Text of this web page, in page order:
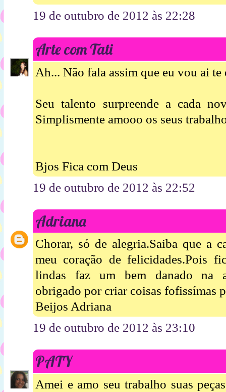
19 de outubro de 2012 às 22:28
Arte com Tati
Ah... Não fala assim que eu vou ai
Seu talento surpreende a cada
Simplismente amooo os seus
Bjos Fica com Deus
19 de outubro de 2012 às 22:52
Adriana
Chorar, só de alegria.Saiba que a
meu coração de felicidades.Pois
lindas faz um bem danado na
obrigado por criar coisas fofissímas
Beijos Adriana
19 de outubro de 2012 às 23:10
PATY
Amei e amo seu trabalho suas